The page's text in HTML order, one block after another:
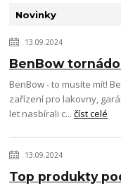
Novinky
13.09.2024
BenBow
BenBow - to musíte mít!
zařízení pro lakovny,
let nasbírali c...číst celé
13.09.2024
Top produkty